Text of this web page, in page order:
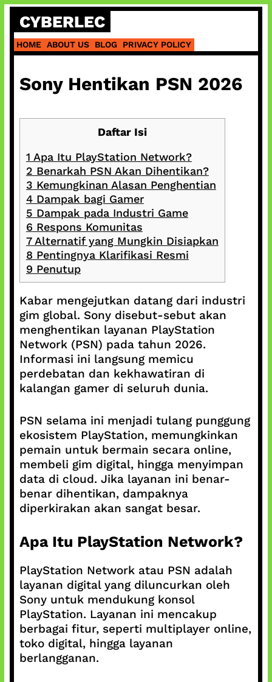
Skip
content
CYBERLEC
HOME ABOUT US BLOG PRIVACY POLICY
Sony Hentikan PSN 2026
Daftar Isi
1 Apa Itu PlayStation Network?
2 Benarkah PSN Akan Dihentikan?
3 Kemungkinan Alasan Penghentian
4Dampak bagi Gamer
5 Dampak pada Industri Game
6 Respons Komunitas
7Alternatif yang Mungkin Disiapkan
8 Pentingnya Klarifikasi Resmi
9 Penutup
Kabar mengejutkan datang dari industri
gim global. Sony disebut-sebut akan
menghentikan layanan PlayStation
Network (PSN) pada tahun 2026.
Informasi ini langsung memicu
perdebatan dan kekhawatiran di
kalangan gamer di seluruh dunia.
PSN selama ini menjadi tulang punggung
ekosistem PlayStation, memungkinkan
pemain untuk bermain secara online,
membeli gim digital, hingga menyimpan
data di cloud. Jika layanan ini benar-
benar dihentikan, dampaknya
diperkirakan akan sangat besar.
Apa Itu PlayStation Network?
PlayStation Network atau PSN adalah
layanan digital yang diluncurkan oleh
Sony untuk mendukung konsol
PlayStation. Layanan ini mencakup
berbagai fitur, seperti multiplayer online,
toko digital, hingga layanan
berlangganan.